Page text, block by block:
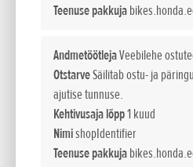
Teenuse pakkuja
AndmetöötlejaVeebilehe
OtstarveSäilitab ostu- ja
ajutise tunnuse.
Kehtivusaja lõpp1 kuud
NimishopIdentifier
Teenuse pakkuja
saabub 2015. aastal turule
Lisatud 13.05.2015
Hondal on heameel teatada, et üks
meelierutavamaid mootorrattamudeleid
turule. Novembris 2014...